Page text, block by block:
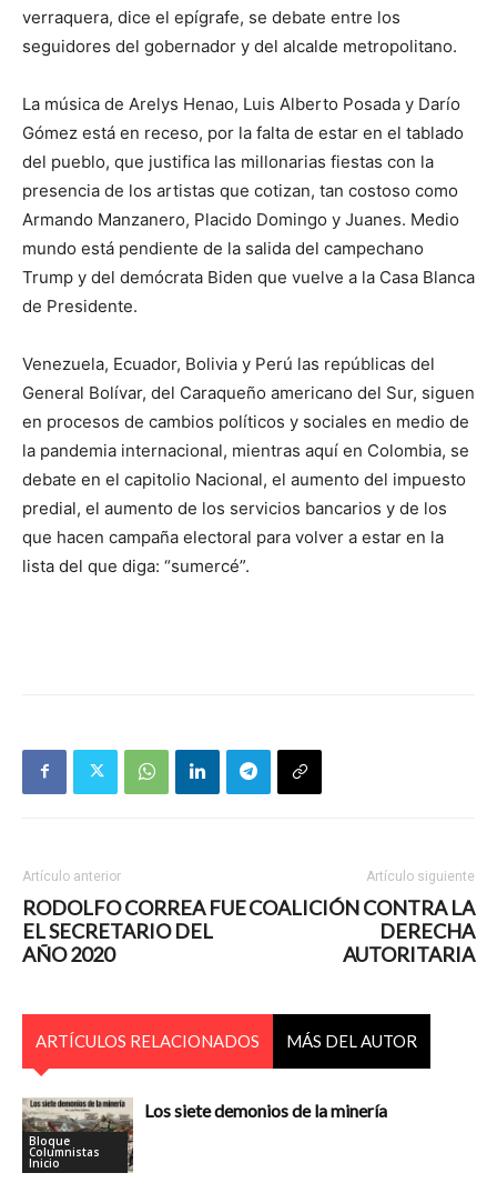
verraquera, dice el epígrafe, se debate entre los
seguidores del gobernador y del alcalde metropolitano.
La música de Arelys Henao, Luis Alberto Posada y Darío
Gómez está en receso, por la falta de estar en el tablado
del pueblo, que justifica las millonarias fiestas con la
presencia de los artistas que cotizan, tan costoso como
Armando Manzanero, Placido Domingo y Juanes. Medio
mundo está pendiente de la salida del campechano
Trump y del demócrata Biden que vuelve a la Casa Blanca
de Presidente.
Venezuela, Ecuador, Bolivia y Perú las repúblicas del
General Bolívar, del Caraqueño americano del Sur, siguen
en procesos de cambios políticos y sociales en medio de
la pandemia internacional, mientras aquí en Colombia, se
debate en el capitolio Nacional, el aumento del impuesto
predial, el aumento de los servicios bancarios y de los
que hacen campaña electoral para volver a estar en la
lista del que diga: “sumercé”.
Artículo anterior
RODOLFO CORREA FUE
EL SECRETARIO DEL
AÑO 2020
Artículo siguiente
COALICIÓN CONTRA LA
DERECHA
AUTORITARIA
ARTÍCULOS RELACIONADOS MÁS DEL AUTOR
Bloque
Columnistas
Inicio
Los siete demonios de la minería